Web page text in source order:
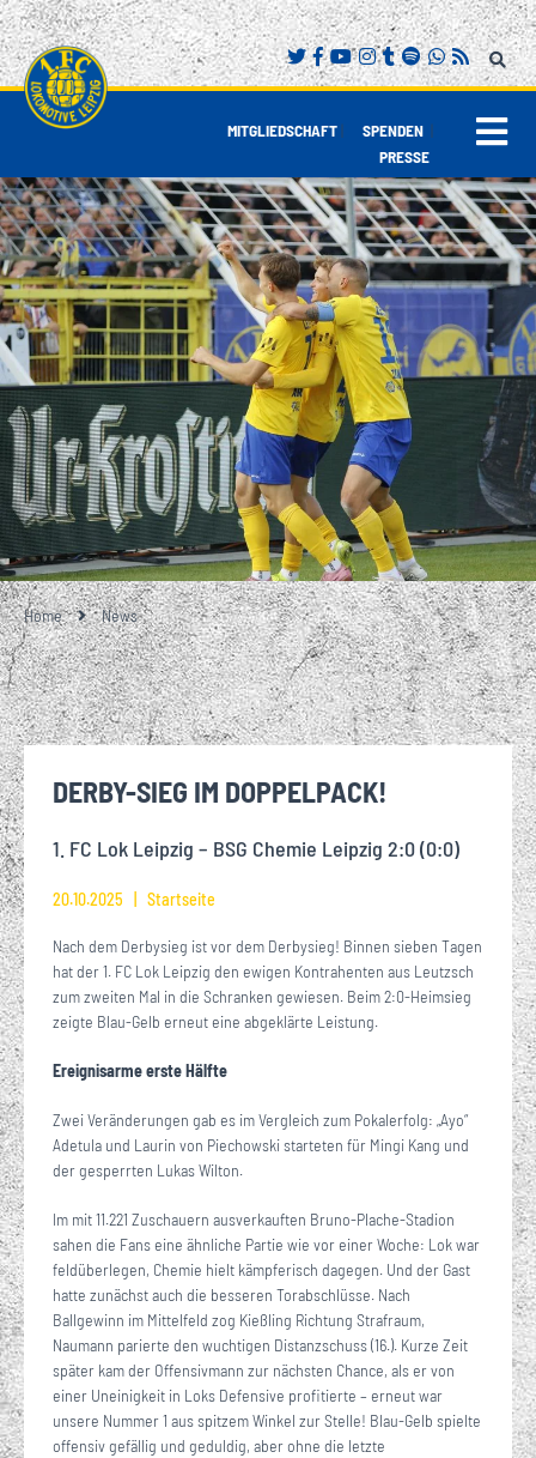
MITGLIEDSCHAFT| SPENDEN |
PRESSE
Home News
DERBY-SIEG IM DOPPELPACK!
1. FC Lok Leipzig – BSG Chemie Leipzig 2:0 (0:0)
20.10.2025 Startseite
Nach dem Derbysieg ist vor dem Derbysieg! Binnen sieben Tagen
hat der 1. FC Lok Leipzig den ewigen Kontrahenten aus Leutzsch
zum zweiten Mal in die Schranken gewiesen. Beim 2:0-Heimsieg
zeigte Blau-Gelb erneut eine abgeklärte Leistung.
Ereignisarme erste Hälfte
Zwei Veränderungen gab es im Vergleich zum Pokalerfolg: „Ayo“
Adetula und Laurin von Piechowski starteten für Mingi Kang und
der gesperrten Lukas Wilton.
Im mit 11.221 Zuschauern ausverkauften Bruno-Plache-Stadion
sahen die Fans eine ähnliche Partie wie vor einer Woche: Lok war
feldüberlegen, Chemie hielt kämpferisch dagegen. Und der Gast
hatte zunächst auch die besseren Torabschlüsse. Nach
Ballgewinn im Mittelfeld zog Kießling Richtung Strafraum,
Naumann parierte den wuchtigen Distanzschuss (16.). Kurze Zeit
später kam der Offensivmann zur nächsten Chance, als er von
einer Uneinigkeit in Loks Defensive profitierte – erneut war
unsere Nummer 1 aus spitzem Winkel zur Stelle! Blau-Gelb spielte
offensiv gefällig und geduldig, aber ohne die letzte